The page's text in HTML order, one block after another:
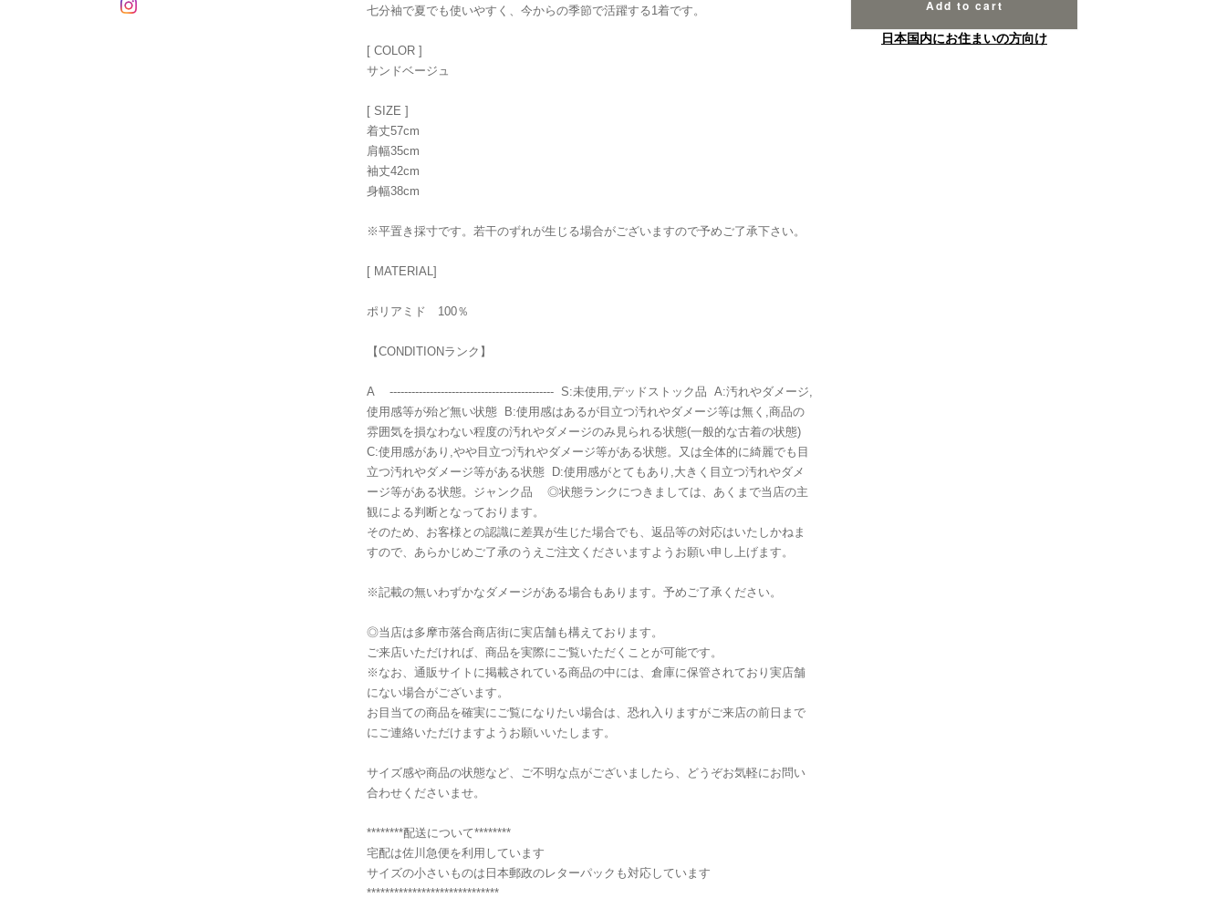
七分袖で夏でも使いやすく、今からの季節で活躍する1着です。
[ COLOR ]
サンドベージュ
[ SIZE ]
着丈57cm
肩幅35cm
袖丈42cm
身幅38cm
※平置き採寸です。若干のずれが生じる場合がございますので予めご了承下さい。
[ MATERIAL]
ポリアミド 100％
【CONDITIONランク】
A --------------------------------------------- S:未使用,デッドストック品 A:汚れやダメージ,
使用感等が殆ど無い状態 B:使用感はあるが目立つ汚れやダメージ等は無く,商品の
雰囲気を損なわない程度の汚れやダメージのみ見られる状態(一般的な古着の状態)
C:使用感があり,やや目立つ汚れやダメージ等がある状態。又は全体的に綺麗でも目
立つ汚れやダメージ等がある状態 D:使用感がとてもあり,大きく目立つ汚れやダメ
ージ等がある状態。ジャンク品 ◎状態ランクにつきましては、あくまで当店の主
観による判断となっております。
そのため、お客様との認識に差異が生じた場合でも、返品等の対応はいたしかねま
すので、あらかじめご了承のうえご注文くださいますようお願い申し上げます。
※記載の無いわずかなダメージがある場合もあります。予めご了承ください。
◎当店は多摩市落合商店街に実店舗も構えております。
ご来店いただければ、商品を実際にご覧いただくことが可能です。
※なお、通販サイトに掲載されている商品の中には、倉庫に保管されており実店舗
にない場合がございます。
お目当ての商品を確実にご覧になりたい場合は、恐れ入りますがご来店の前日まで
にご連絡いただけますようお願いいたします。
サイズ感や商品の状態など、ご不明な点がございましたら、どうぞお気軽にお問い
合わせくださいませ。
********配送について********
宅配は佐川急便を利用しています
サイズの小さいものは日本郵政のレターパックも対応しています
*****************************
Add to cart
日本国内にお住まいの方向け